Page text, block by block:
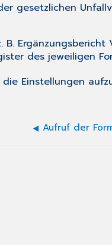
gesetzlichen
des jeweiligen
die Einstellungen
Aufruf der